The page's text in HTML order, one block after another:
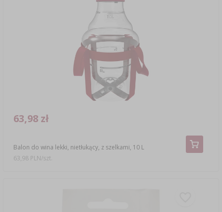
Balon do wina lekki, nietłukący, z szelkami, 10 L
63,98 zł
63,98 PLN/szt.